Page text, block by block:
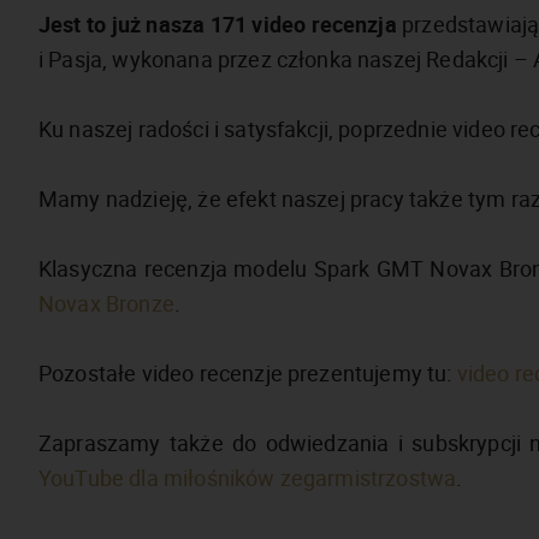
Jest to już nasza 171 video recenzja
i Pasja, wykonana przez członka naszej Redakcji –
Ku naszej radości i satysfakcji, poprzednie video
Mamy nadzieję, że efekt naszej pracy także tym
Klasyczna recenzja modelu Spark GMT Novax
Novax Bronze
Pozostałe video recenzje prezentujemy tu: video
Zapraszamy także do odwiedzania i subskrypcji
YouTube dla miłośników zegarmistrzostwa